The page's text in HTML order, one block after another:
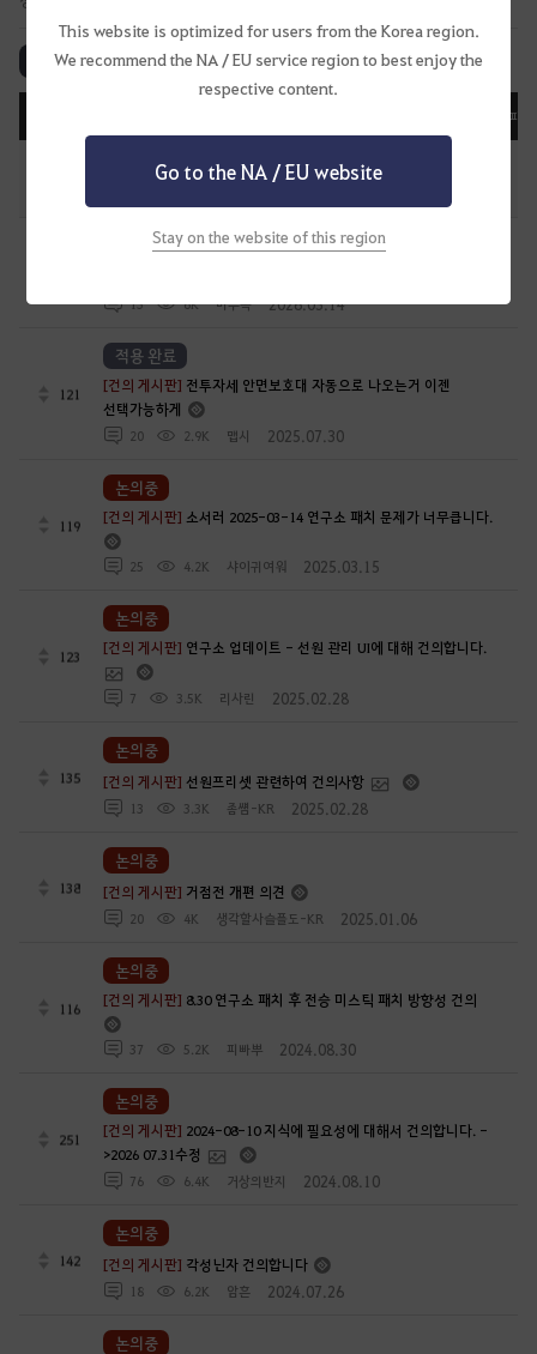
This website is optimized for users from the Korea region.
We recommend the NA / EU service region to best enjoy the
respective content.
Go to the NA / EU website
Stay on the website of this region
전체 보기 논의중 진행중 적용 완료 검토 완료
피
편의성 개선 업데이트 목록(2026. 08.03 최종 업데이트)
13 6K 미루목 2026.03.14
논의중
121
[건의 게시판] 전투자세 안면보호대 자동으로 나오는거 이젠
선택가능하게
20 2.9K 맵시 2025.07.30
적용 완료
119 [건의 게시판] 소서러 2025-03-14 연구소 패치 문제가 너무큽니다.
25 4.2K 샤이귀여워 2025.03.15
논의중
123
[건의 게시판] 연구소 업데이트 - 선원 관리 UI에 대해 건의합니다.
7 3.5K 리사린 2025.02.28
논의중
135 [건의 게시판]선원프리셋 관련하여 건의사항
13 3.3K 좀썜-KR 2025.02.28
논의중
138 [건의 게시판] 거점전 개편 의견
20 4K 생각할사슬플도-KR 2025.01.06
논의중
116 [건의 게시판] 8.30 연구소 패치 후 전승 미스틱 패치 방향성 건의
37 5.2K 피빠뿌 2024.08.30
논의중
251
[건의 게시판] 2024-08-10 지식에 필요성에 대해서 건의합니다. -
>2026 07.31수정
76 6.4K 거상의반지 2024.08.10
논의중
142 [건의 게시판] 각성닌자 건의합니다
18 6.2K 암흔 2024.07.26
논의중
논의중